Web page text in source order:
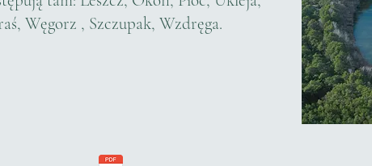
Węgorz , Szczupak, Wzdręga.